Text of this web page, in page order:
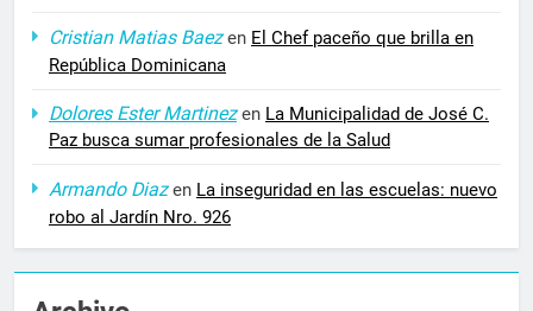
Cristian Matias Baezen El Chef paceño que brilla en
República Dominicana
Dolores Ester Martinezen La Municipalidad de José C.
Paz busca sumar profesionales de la Salud
Armando Diazen La inseguridad en las escuelas: nuevo
robo al Jardín Nro. 926